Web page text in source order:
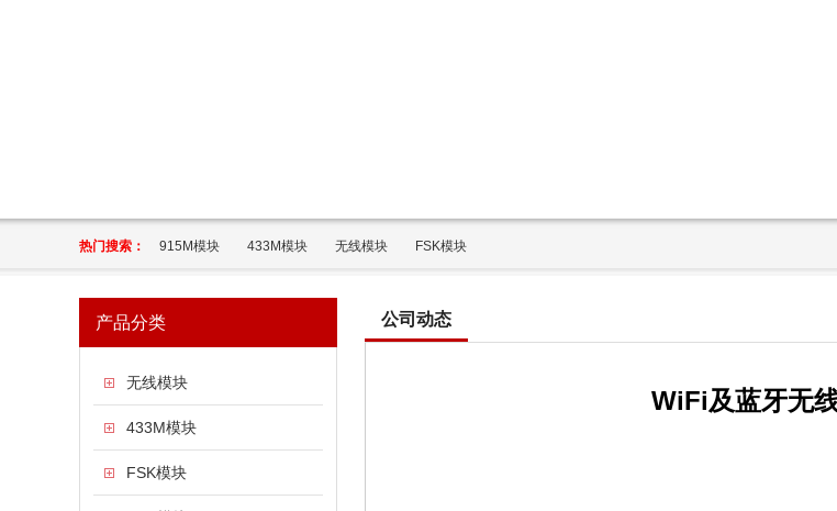
热门搜索： 915M模块 433M模块 无线模块 FSK模块
产品分类
无线模块
433M模块
FSK模块
公司动态
WiFi及蓝牙无